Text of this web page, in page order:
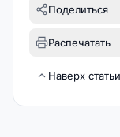
Поделиться
Распечатать
Наверх статьи